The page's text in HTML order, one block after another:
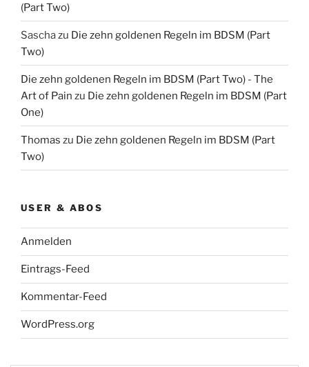
(Part Two)
Saschazu Die zehn goldenen Regeln im BDSM (Part
Two)
Die zehn goldenen Regeln im BDSM (Part Two) - The
Art of Pain zu Die zehn goldenen Regeln im BDSM (Part
One)
Thomas zu Die zehn goldenen Regeln im BDSM (Part
Two)
USER & ABOS
Anmelden
Eintrags-Feed
Kommentar-Feed
WordPress.org